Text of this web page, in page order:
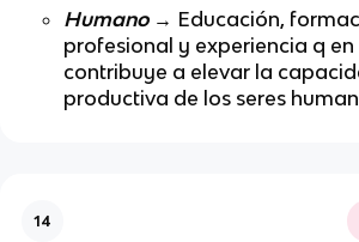
Humano → Educación,
profesional y experiencia q en
contribuye a elevar la
productiva de los seres
14